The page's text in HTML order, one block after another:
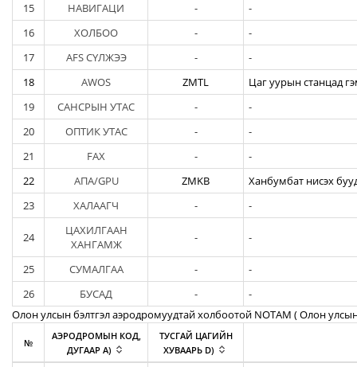
15
НАВИГАЦИ -
-
16
ХОЛБОО -
-
17
AFS СҮЛЖЭЭ -
-
18
AWOS ZMTL
Цаг уурын станцад
19
САНСРЫН УТАС -
-
20
ОПТИК УТАС -
-
21
FAX -
-
22
АПА/GPU ZMKB
Ханбумбат нисэх
23
ХАЛААГЧ - -
24
ЦАХИЛГААН
ХАНГАМЖ
- -
25 СУМАЛГАА -
-
26
БУСАД -
-
Олон улсын бэлтгэл аэродромуудтай холбоотой NOTAM ( Oлон
№
АЭРОДРОМЫН КОД,
ДУГААР A)
ТУСГАЙ ЦАГИЙН
ХУВААРЬ D)